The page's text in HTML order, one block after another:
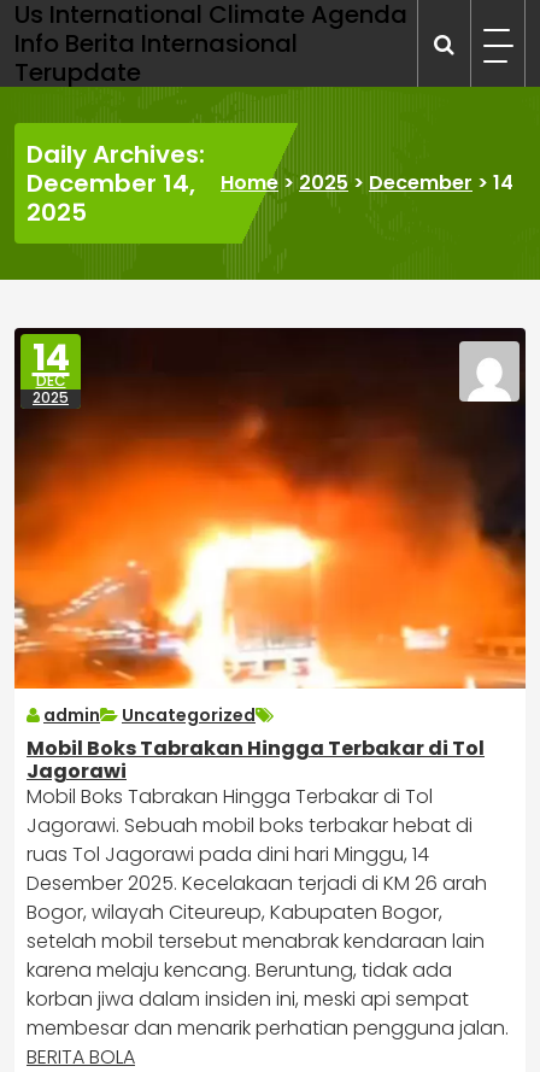
Skip
to
content
Us International Climate Agenda
Info Berita Internasional
Terupdate
Daily Archives:
December 14,
2025
Home >2025> December > 14
14
DEC
2025
admin Uncategorized
Mobil Boks Tabrakan Hingga Terbakar di Tol
Jagorawi
Mobil Boks Tabrakan Hingga Terbakar di Tol
Jagorawi. Sebuah mobil boks terbakar hebat di
ruas Tol Jagorawi pada dini hari Minggu, 14
Desember 2025. Kecelakaan terjadi di KM 26 arah
Bogor, wilayah Citeureup, Kabupaten Bogor,
setelah mobil tersebut menabrak kendaraan lain
karena melaju kencang. Beruntung, tidak ada
korban jiwa dalam insiden ini, meski api sempat
membesar dan menarik perhatian pengguna jalan.
BERITA BOLA